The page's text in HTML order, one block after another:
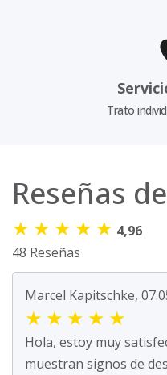
Trato
Reseñas
★ ★ ★ ★ ★ 4,96
48 Reseñas
Marcel Kapitschke,
★ ★ ★ ★ ★
Hola, estoy muy
muestran signos de